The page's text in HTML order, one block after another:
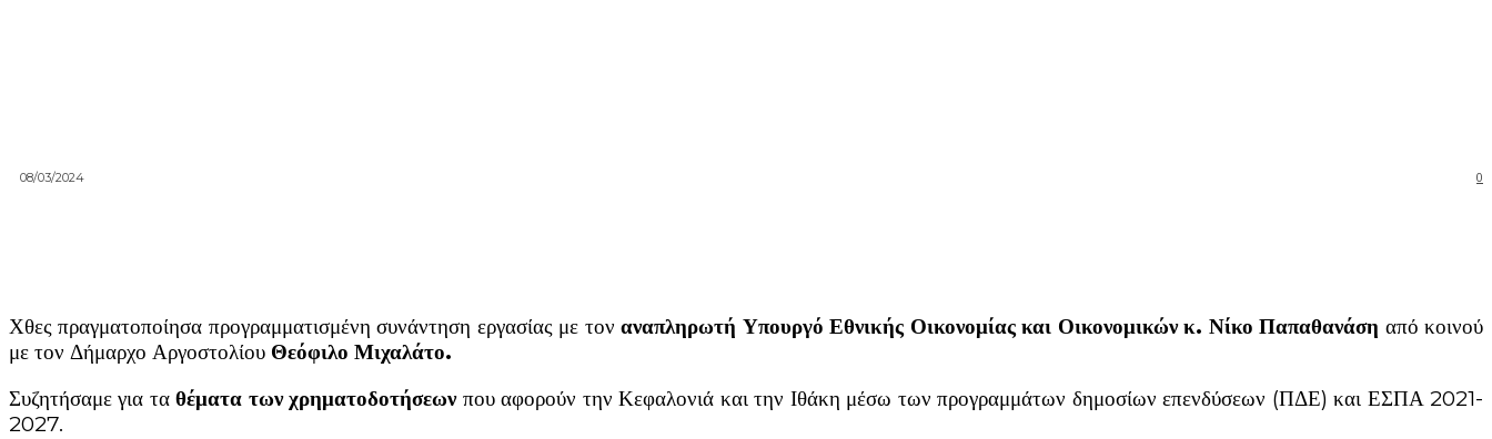
0
08/03/2024
Χθες πραγματοποίησα προγραμματισμένη συνάντηση εργασίας με τοναναπληρωτή Υπουργό Εθνικής Οικονομίας και Οικονομικών κ. Νίκο Παπαθανάση από κοινού
με τον Δήμαρχο Αργοστολίου Θεόφιλο Μιχαλάτο.
Συζητήσαμε για ταθέματα των χρηματοδοτήσεωνπου αφορούν την Κεφαλονιά και την Ιθάκη μέσω των προγραμμάτων δημοσίων επενδύσεων (ΠΔΕ) και ΕΣΠΑ 2021-
2027.